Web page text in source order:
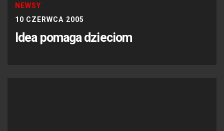
NEWSY
10 CZERWCA 2005
Idea pomaga dzieciom